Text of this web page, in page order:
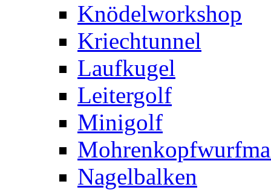
Knödelworkshop
Kriechtunnel
Laufkugel
Leitergolf
Minigolf
Nagelbalken